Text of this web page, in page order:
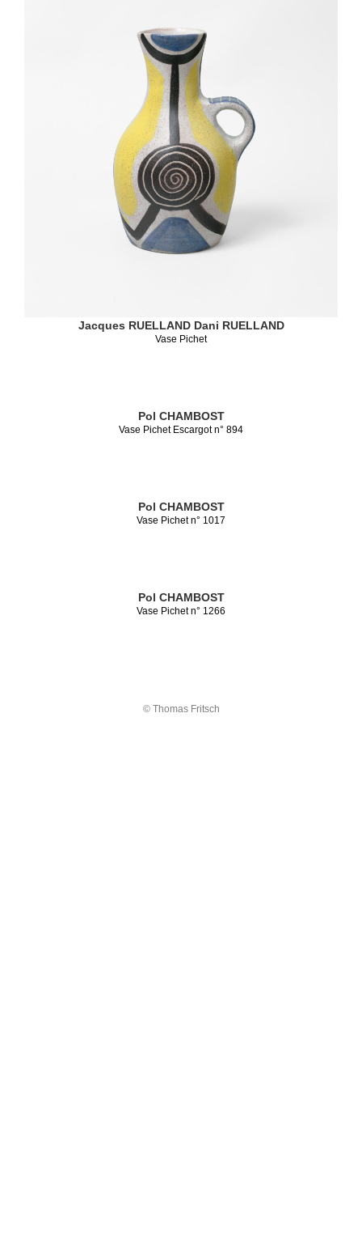
Jacques RUELLAND Dani RUELLAND
Vase Pichet
Pol CHAMBOST
Vase Pichet Escargot n° 894
Pol CHAMBOST
Vase Pichet n° 1017
Pol CHAMBOST
Vase Pichet n° 1266
© Thomas Fritsch